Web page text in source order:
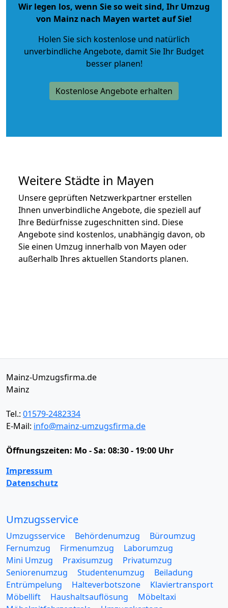
Wir legen los, wenn Sie so weit sind, Ihr Umzug
von Mainz nach Mayen wartet auf Sie!
Holen Sie sich kostenlose und natürlich
unverbindliche Angebote, damit Sie Ihr Budget
besser planen!
Kostenlose Angebote erhalten
Weitere Städte in Mayen
Unsere geprüften Netzwerkpartner erstellen
Ihnen unverbindliche Angebote, die speziell auf
Ihre Bedürfnisse zugeschnitten sind. Diese
Angebote sind kostenlos, unabhängig davon, ob
Sie einen Umzug innerhalb von Mayen oder
außerhalb Ihres aktuellen Standorts planen.
Mainz-Umzugsfirma.de
Mainz
Tel.: 01579-2482334
E-Mail: info@mainz-umzugsfirma.de
Öffnungszeiten: Mo - Sa: 08:30 - 19:00 Uhr
Impressum
Datenschutz
Umzugsservice
Umzugsservice Behördenumzug
Büroumzug
Fernumzug
Firmenumzug
Laborumzug
Mini Umzug
Praxisumzug
Privatumzug
Seniorenumzug
Studentenumzug
Beiladung
Entrümpelung
Halteverbotszone
Klaviertransport
Möbellift
Haushaltsauflösung
Möbeltaxi